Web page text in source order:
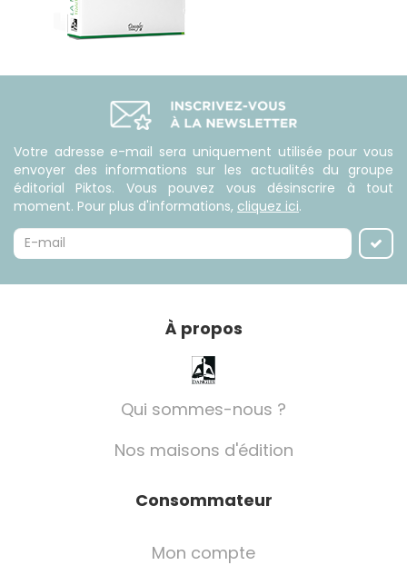
Votre adresse e-mail sera uniquement utilisée pour vous
envoyer des informations sur les actualités du groupe
éditorial Piktos. Vous pouvez vous désinscrire à tout
moment. Pour plus d'informations, cliquez ici.
À propos
Qui sommes-nous ?
Nos maisons d'édition
Consommateur
Mon compte